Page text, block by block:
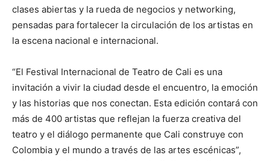
clases abiertas y la rueda de negocios y networking,
pensadas para fortalecer la circulación de los artistas en
la escena nacional e internacional.
“El Festival Internacional de Teatro de Cali es una
invitación a vivir la ciudad desde el encuentro, la emoción
y las historias que nos conectan. Esta edición contará con
más de 400 artistas que reflejan la fuerza creativa del
teatro y el diálogo permanente que Cali construye con
Colombia y el mundo a través de las artes escénicas”,